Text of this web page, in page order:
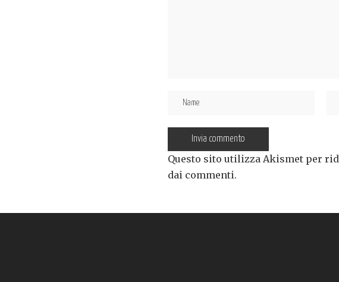
Questo sito utilizza Akismet per
dai commenti.